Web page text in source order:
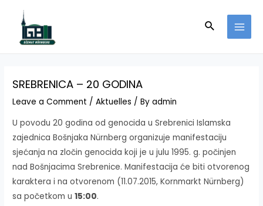
content
Search
SREBRENICA – 20 GODINA
Leave a Comment /Aktuelles / Byadmin
U povodu 20 godina od genocida u Srebrenici Islamska
zajednica Bošnjaka Nürnberg organizuje manifestaciju
sjećanja na zločin genocida koji je u julu 1995. g. počinjen
nad Bošnjacima Srebrenice. Manifestacija će biti otvorenog
karaktera i na otvorenom (11.07.2015, Kornmarkt Nürnberg)
sa početkom u15:00.